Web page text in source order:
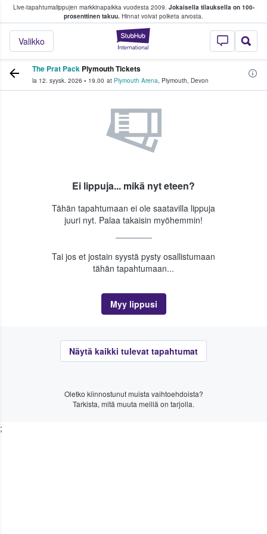
Live-tapahtumalippujen markkinapaikka vuodesta 2009. Jokaisella tilauksella on 100-
prosenttinen takuu. Hinnat voivat poiketa arvosta.
StubHub -
Valikko
fanit ostavat ja myyvät lippuja
The Prat Pack Plymouth Tickets
la 12. syysk. 2026 • 19.00 at Plymouth Arena, Plymouth, Devon
Ei lippuja... mikä nyt eteen?
Tähän tapahtumaan ei ole saatavilla lippuja
juuri nyt. Palaa takaisin myöhemmin!
Tai jos et jostain syystä pysty osallistumaan
tähän tapahtumaan...
Myy lippusi
Näytä kaikki tulevat tapahtumat
Oletko kiinnostunut muista vaihtoehdoista?
Tarkista, mitä muuta meillä on tarjolla.
;